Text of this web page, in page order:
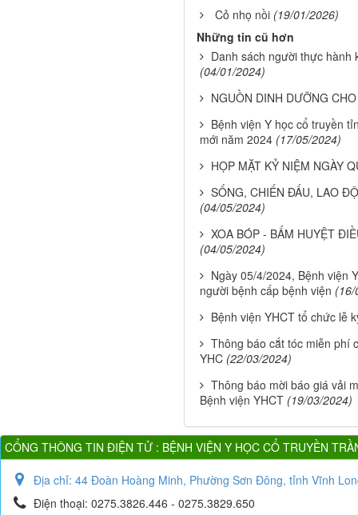
Cỏ nhọ nồi (19/01/2026)
Những tin cũ hơn
Danh sách người thực hành
(04/01/2024)
NGUỒN DINH DƯỠNG
Bệnh viện Y học cổ truyền
mới năm 2024 (17/05/2024)
HỌP MẶT KỶ NIỆM NGÀY
SỐNG, CHIẾN ĐẤU, LAO
(04/05/2024)
XOA BÓP - BẤM HUYỆT
(04/05/2024)
Ngày 05/4/2024, Bệnh viện
người bệnh cấp bệnh viện
Bệnh viện YHCT tổ chức lễ
Thông báo cắt tóc miễn phí
YHC (22/03/2024)
Thông báo mời báo giá vải
Bệnh viện YHCT (19/03/2024)
CỔNG THÔNG TIN ĐIỆN TỬ : BỆNH VIỆN Y HỌC CỔ TRUYỀN
Địa chỉ: 44 Đoàn Hoàng Minh, Phường Sơn Đông, tỉnh Vĩnh
Điện thoại: 0275.3826.446 - 0275.3829.650